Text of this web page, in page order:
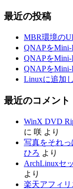
最近の投稿
MBR環境の
QNAPを
QNAPを
QNAPを
Linuxに追加
最近のコメント
WinX DVD
に 咲 より
写真をそれ
ひろ より
ArchLinuxセ
より
楽天アフィ